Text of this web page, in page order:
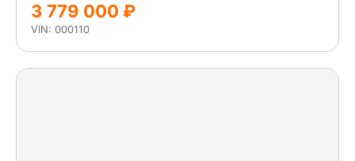
3 779 000 ₽
VIN: 000110